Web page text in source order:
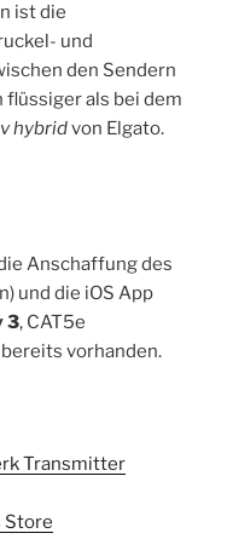
ist die
und
den Sendern
als bei dem
hybridvon Elgato.
Anschaffung des
und die iOS App
3, CAT5e
vorhanden.
Transmitter
Store